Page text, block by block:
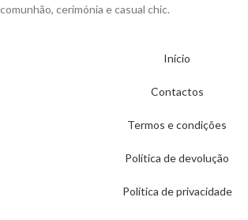
comunhão, cerimónia e casual chic.
Início
Contactos
Termos e condições
Política de devolução
Política de privacidade